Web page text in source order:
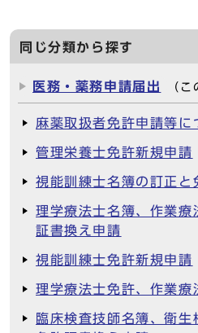
同じ分類から探す
医務・薬務申請届出 （こ
麻薬取扱者免許申請等に
管理栄養士免許新規申請
視能訓練士名簿の訂正と
理学療法士名簿、作業療
証書換え申請
視能訓練士免許新規申請
理学療法士免許、作業療
臨床検査技師名簿、衛生